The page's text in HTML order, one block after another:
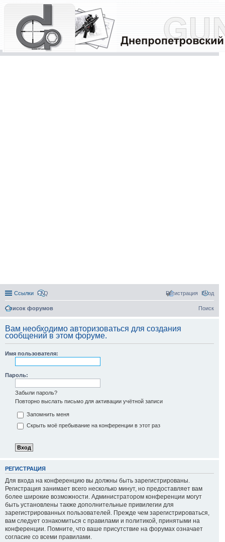
Ссылки FAQ Вход
Регистрация
Список форумов Поиск
Вам необходимо авторизоваться для создания
сообщений в этом форуме.
Имя пользователя:
Пароль:
Забыли пароль?
Повторно выслать письмо для активации учётной записи
Запомнить меня
Скрыть моё пребывание на конференции в этот раз
РЕГИСТРАЦИЯ
Для входа на конференцию вы должны быть зарегистрированы.
Регистрация занимает всего несколько минут, но предоставляет вам
более широкие возможности. Администратором конференции могут
быть установлены также дополнительные привилегии для
зарегистрированных пользователей. Прежде чем зарегистрироваться,
вам следует ознакомиться с правилами и политикой, принятыми на
конференции. Помните, что ваше присутствие на форумах означает
согласие со всеми правилами.